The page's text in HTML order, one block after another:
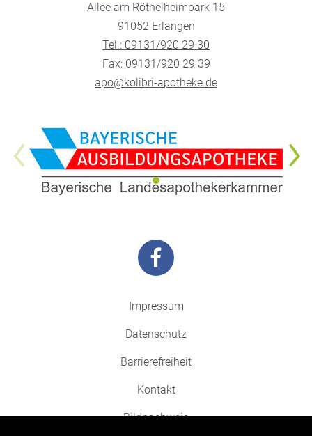
Allee am Röthelheimpark 15
91052 Erlangen
Tel.: 09131/920 29 30
Fax: 09131/920 29 39
apo@kolibri-apotheke.de
Impressum
Datenschutz
Barrierefreiheit
Kontakt
Bildnachweis